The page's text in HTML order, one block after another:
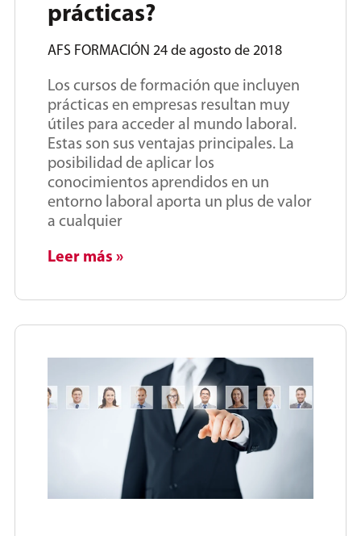
prácticas?
AFS FORMACIÓN 24 de agosto de 2018
Los cursos de formación que incluyen
prácticas en empresas resultan muy
útiles para acceder al mundo laboral.
Estas son sus ventajas principales. La
posibilidad de aplicar los
conocimientos aprendidos en un
entorno laboral aporta un plus de valor
a cualquier
Leer más »